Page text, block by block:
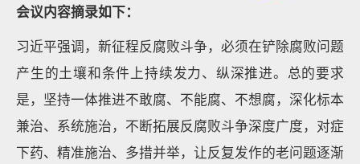
会议内容摘录如下：
习近平强调，新征程反腐败斗争，必须在铲除腐败问题
产生的土壤和条件上持续发力、纵深推进。总的要求
是，坚持一体推进不敢腐、不能腐、不想腐，深化标本
兼治、系统施治，不断拓展反腐败斗争深度广度，对症
下药、精准施治、多措并举，让反复发作的老问题逐渐